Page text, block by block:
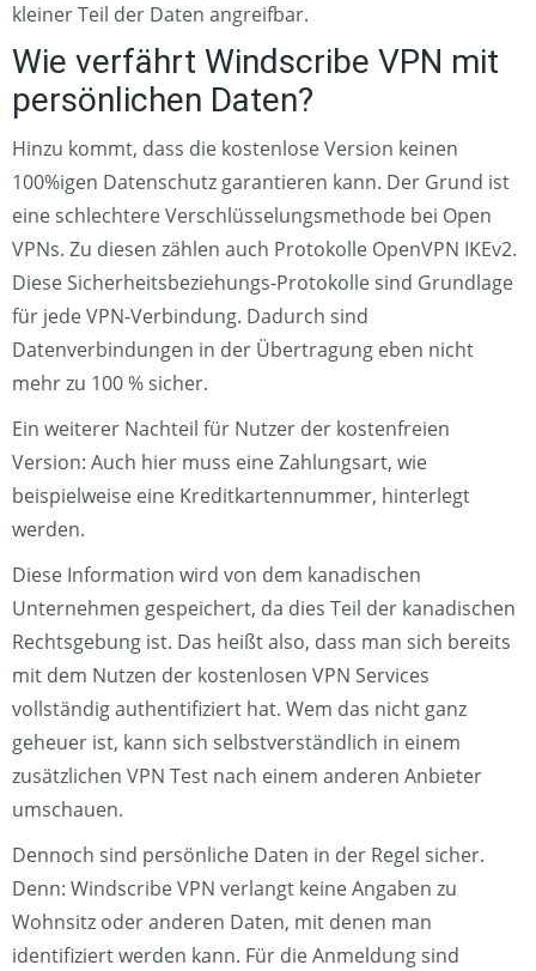
kleiner Teil der Daten angreifbar.
Wie verfährt Windscribe VPN mit
persönlichen Daten?
Hinzu kommt, dass die kostenlose Version keinen
100%igen Datenschutz garantieren kann. Der Grund ist
eine schlechtere Verschlüsselungsmethode bei Open
VPNs. Zu diesen zählen auch Protokolle OpenVPN IKEv2.
Diese Sicherheitsbeziehungs-Protokolle sind Grundlage
für jede VPN-Verbindung. Dadurch sind
Datenverbindungen in der Übertragung eben nicht
mehr zu 100 % sicher.
Ein weiterer Nachteil für Nutzer der kostenfreien
Version: Auch hier muss eine Zahlungsart, wie
beispielweise eine Kreditkartennummer, hinterlegt
werden.
Diese Information wird von dem kanadischen
Unternehmen gespeichert, da dies Teil der kanadischen
Rechtsgebung ist. Das heißt also, dass man sich bereits
mit dem Nutzen der kostenlosen VPN Services
vollständig authentifiziert hat. Wem das nicht ganz
geheuer ist, kann sich selbstverständlich in einem
zusätzlichen VPN Test nach einem anderen Anbieter
umschauen.
Dennoch sind persönliche Daten in der Regel sicher.
Denn: Windscribe VPN verlangt keine Angaben zu
Wohnsitz oder anderen Daten, mit denen man
identifiziert werden kann. Für die Anmeldung sind